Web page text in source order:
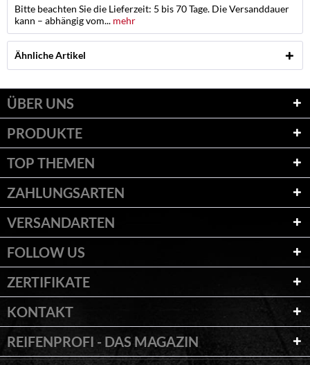
Bitte beachten Sie die Lieferzeit: 5 bis 70 Tage. Die Versanddauer
kann – abhängig vom... mehr
Ähnliche Artikel
ÜBER UNS
PRODUKTE
TOP THEMEN
ZAHLUNGSARTEN
VERSANDARTEN
FOLLOW US
ZERTIFIKATE
KONTAKT
REIFENPROFI - DAS MAGAZIN